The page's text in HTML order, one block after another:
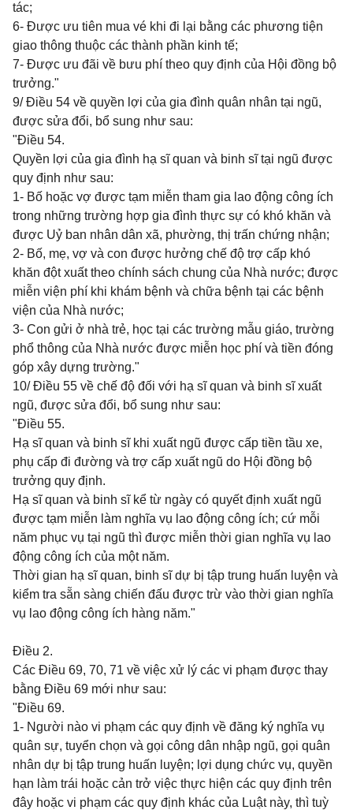
tác;
6- Được ưu tiên mua vé khi đi lại bằng các phương tiện
giao thông thuộc các thành phần kinh tế;
7- Được ưu đãi về bưu phí theo quy định của Hội đồng bộ
trưởng."
9/ Điều 54 về quyền lợi của gia đình quân nhân tại ngũ,
được sửa đổi, bổ sung như sau:
"Điều 54.
Quyền lợi của gia đình hạ sĩ quan và binh sĩ tại ngũ được
quy định như sau:
1- Bố hoặc vợ được tạm miễn tham gia lao động công ích
trong những trường hợp gia đình thực sự có khó khăn và
được Uỷ ban nhân dân xã, phường, thị trấn chứng nhận;
2- Bố, mẹ, vợ và con được hưởng chế độ trợ cấp khó
khăn đột xuất theo chính sách chung của Nhà nước; được
miễn viện phí khi khám bệnh và chữa bệnh tại các bệnh
viện của Nhà nước;
3- Con gửi ở nhà trẻ, học tại các trường mẫu giáo, trường
phổ thông của Nhà nước được miễn học phí và tiền đóng
góp xây dựng trường."
10/ Điều 55 về chế độ đối với hạ sĩ quan và binh sĩ xuất
ngũ, được sửa đổi, bổ sung như sau:
"Điều 55.
Hạ sĩ quan và binh sĩ khi xuất ngũ được cấp tiền tầu xe,
phụ cấp đi đường và trợ cấp xuất ngũ do Hội đồng bộ
trưởng quy định.
Hạ sĩ quan và binh sĩ kể từ ngày có quyết định xuất ngũ
được tạm miễn làm nghĩa vụ lao động công ích; cứ mỗi
năm phục vụ tại ngũ thì được miễn thời gian nghĩa vụ lao
động công ích của một năm.
Thời gian hạ sĩ quan, binh sĩ dự bị tập trung huấn luyện và
kiểm tra sẵn sàng chiến đấu được trừ vào thời gian nghĩa
vụ lao động công ích hàng năm."
Điều 2.
Các Điều 69, 70, 71 về việc xử lý các vi phạm được thay
bằng Điều 69 mới như sau:
"Điều 69.
1- Người nào vi phạm các quy định về đăng ký nghĩa vụ
quân sự, tuyển chọn và gọi công dân nhập ngũ, gọi quân
nhân dự bị tập trung huấn luyện; lợi dụng chức vụ, quyền
hạn làm trái hoặc cản trở việc thực hiện các quy định trên
đây hoặc vi phạm các quy định khác của Luật này, thì tuỳ